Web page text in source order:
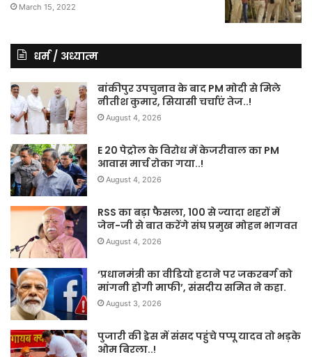
March 15, 2022
धर्म / अध्यात्म
बांकीपुर उपचुनाव के बाद PM मोदी से मिले
नीतीश कुमार, सियासी चर्चाएं तेज..!
August 4, 2026
E 20 पेट्रोल के विरोध में केजरीवाल का PM
आवास मार्च रोका गया..!
August 4, 2026
RSS का बड़ा फैसला, 100 से ज्यादा शहरों में
जेन-जी से बात करेंगे संघ प्रमुख मोहन भागवत
August 4, 2026
‘प्रधानमंत्री का वीडियो हटाने पर जकरबर्ग को
मांगनी होगी माफी’, संसदीय समित ने कहा.
August 3, 2026
पुजारी की ड्रेस में संसद पहुंचे पप्पू यादव तो भड़के
ओम बिरला..!